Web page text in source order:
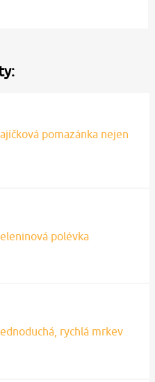
pomazánka nejen
polévka
rychlá mrkev